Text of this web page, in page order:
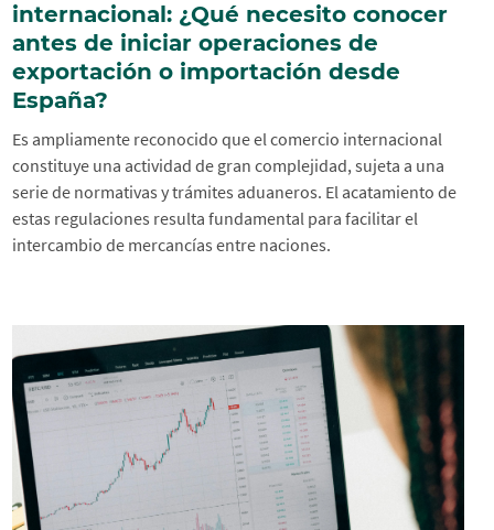
internacional: ¿Qué necesito conocer
antes de iniciar operaciones de
exportación o importación desde
España?
Es ampliamente reconocido que el comercio internacional
constituye una actividad de gran complejidad, sujeta a una
serie de normativas y trámites aduaneros. El acatamiento de
estas regulaciones resulta fundamental para facilitar el
intercambio de mercancías entre naciones.